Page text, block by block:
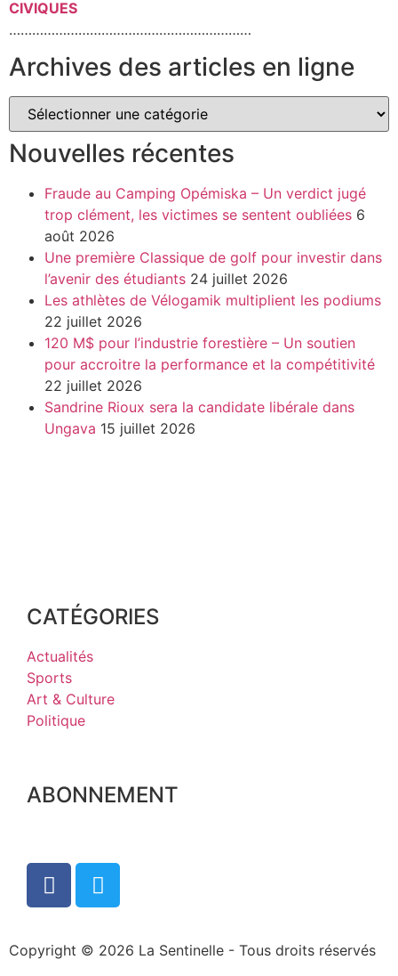
CIVIQUES
………………………………………………………
Archives des articles en ligne
Nouvelles récentes
Fraude au Camping Opémiska – Un verdict jugé
trop clément, les victimes se sentent oubliées 6
août 2026
Une première Classique de golf pour investir dans
l’avenir des étudiants 24 juillet 2026
Les athlètes de Vélogamik multiplient les podiums
22 juillet 2026
120 M$ pour l’industrie forestière – Un soutien
pour accroitre la performance et la compétitivité
22 juillet 2026
Sandrine Rioux sera la candidate libérale dans
Ungava 15 juillet 2026
CATÉGORIES
Actualités
Sports
Art & Culture
Politique
ABONNEMENT
Copyright © 2026 La Sentinelle - Tous droits réservés